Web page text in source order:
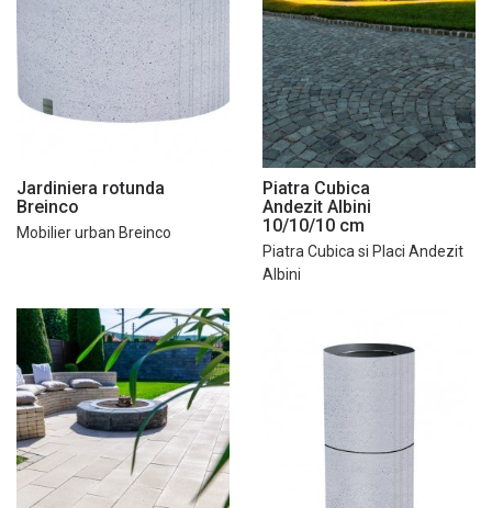
Jardiniera rotunda
Breinco
Mobilier urban Breinco
Piatra Cubica
Andezit Albini
10/10/10 cm
Piatra Cubica si Placi Andezit
Albini